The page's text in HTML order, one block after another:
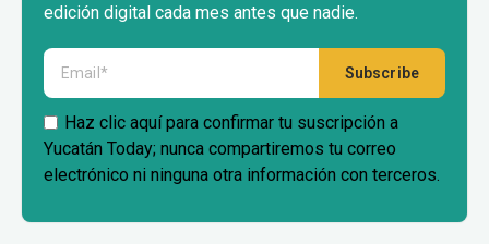
edición digital cada mes antes que nadie.
Haz clic aquí para confirmar tu suscripción a
Yucatán Today; nunca compartiremos tu correo
electrónico ni ninguna otra información con terceros.